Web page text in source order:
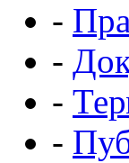
-
-
-
-